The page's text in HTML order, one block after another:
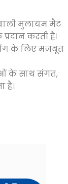
मुलायम मैट
करती है।
के लिए मजबूत
के साथ संगत,
है।